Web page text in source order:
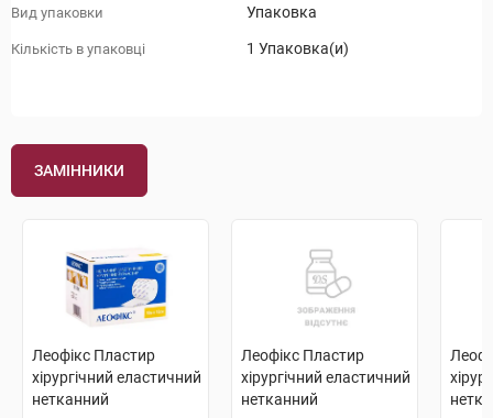
Вид упаковки Упаковка
Кількість в упаковці 1 Упаковка(и)
ЗАМІННИКИ
Леофікс Пластир
хірургічний еластичний
нетканний
Леофікс Пластир
хірургічний еластичний
нетканний